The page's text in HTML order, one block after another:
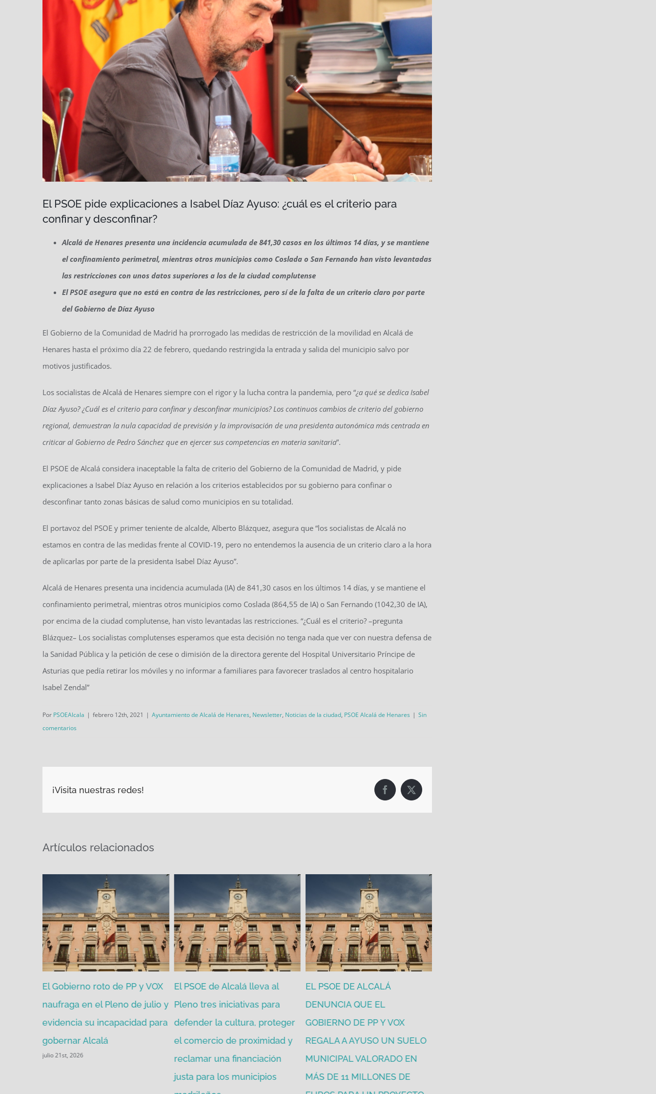
El PSOE pide explicaciones a Isabel Díaz Ayuso: ¿cuál es el criterio para
confinar y desconfinar?
Alcalá de Henares presenta una incidencia acumulada de 841,30 casos en los últimos 14 días, y se mantiene
el confinamiento perimetral, mientras otros municipios como Coslada o San Fernando han visto levantadas
las restricciones con unos datos superiores a los de la ciudad complutense
El PSOE asegura que no está en contra de las restricciones, pero sí de la falta de un criterio claro por parte
del Gobierno de Díaz Ayuso
El Gobierno de la Comunidad de Madrid ha prorrogado las medidas de restricción de la movilidad en Alcalá de
Henares hasta el próximo día 22 de febrero, quedando restringida la entrada y salida del municipio salvo por
motivos justificados.
Los socialistas de Alcalá de Henares siempre con el rigor y la lucha contra la pandemia, pero “¿a qué se dedica Isabel
Díaz Ayuso? ¿Cuál es el criterio para confinar y desconfinar municipios? Los continuos cambios de criterio del gobierno
regional, demuestran la nula capacidad de previsión y la improvisación de una presidenta autonómica más centrada en
criticar al Gobierno de Pedro Sánchez que en ejercer sus competencias en materia sanitaria”.
El PSOE de Alcalá considera inaceptable la falta de criterio del Gobierno de la Comunidad de Madrid, y pide
explicaciones a Isabel Díaz Ayuso en relación a los criterios establecidos por su gobierno para confinar o
desconfinar tanto zonas básicas de salud como municipios en su totalidad.
El portavoz del PSOE y primer teniente de alcalde, Alberto Blázquez, asegura que “los socialistas de Alcalá no
estamos en contra de las medidas frente al COVID-19, pero no entendemos la ausencia de un criterio claro a la hora
de aplicarlas por parte de la presidenta Isabel Díaz Ayuso”.
Alcalá de Henares presenta una incidencia acumulada (IA) de 841,30 casos en los últimos 14 días, y se mantiene el
confinamiento perimetral, mientras otros municipios como Coslada (864,55 de IA) o San Fernando (1042,30 de IA),
por encima de la ciudad complutense, han visto levantadas las restricciones. “¿Cuál es el criterio? –pregunta
Blázquez– Los socialistas complutenses esperamos que esta decisión no tenga nada que ver con nuestra defensa de
la Sanidad Pública y la petición de cese o dimisión de la directora gerente del Hospital Universitario Príncipe de
Asturias que pedía retirar los móviles y no informar a familiares para favorecer traslados al centro hospitalario
Isabel Zendal”
Por PSOEAlcala | febrero 12th, 2021 | Ayuntamiento de Alcalá de Henares, Newsletter, Noticias de la ciudad, PSOE Alcalá de Henares | Sin
comentarios
¡Visita nuestras redes! Facebook
X
Artículos relacionados
El Gobierno roto de PP y VOX
naufraga en el Pleno de julio y
evidencia su incapacidad para
gobernar Alcalá
julio 21st, 2026
El PSOE de Alcalá lleva al
Pleno tres iniciativas para
defender la cultura, proteger
el comercio de proximidad y
reclamar una financiación
justa para los municipios
EL PSOE DE ALCALÁ
DENUNCIA QUE EL
GOBIERNO DE PP Y VOX
REGALA A AYUSO UN SUELO
MUNICIPAL VALORADO EN
MÁS DE 11 MILLONES DE